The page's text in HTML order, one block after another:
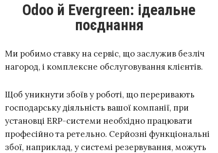
Odoo й Evergreen: ідеальне
поєднання
Ми робимо ставку на сервіс, що заслужив безліч
нагород, і комплексне обслуговування клієнтів.
Щоб уникнути збоїв у роботі, що переривають
господарську діяльність вашої компанії, при
установці ERP-системи необхідно працювати
професійно та ретельно. Серйозні функціональні
збої, наприклад, у системі резервування, можуть